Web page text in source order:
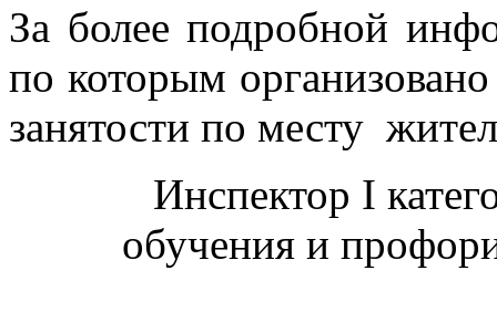
За более подробной
по которым
занятости по месту
Инспектор I
обучения и